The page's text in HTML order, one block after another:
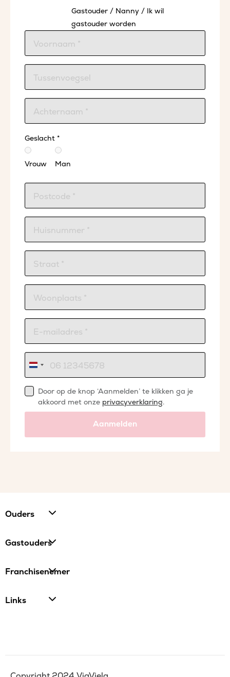
Gastouder / Nanny / Ik wil
gastouder worden
Geslacht *
Vrouw Man
Nederland
+31
Door op de knop ‘Aanmelden’ te klikken ga je
akkoord met onze privacyverklaring.
Aanmelden
Ouders
Gastouders
Franchisenemer
Links